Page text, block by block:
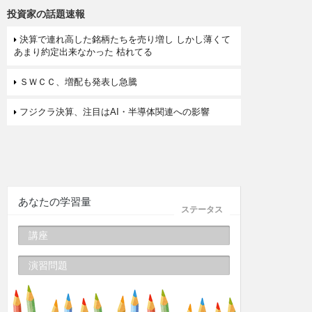
投資家の話題速報
決算で連れ高した銘柄たちを売り増し しかし薄くて
あまり約定出来なかった 枯れてる
ＳＷＣＣ、増配も発表し急騰
フジクラ決算、注目はAI・半導体関連への影響
ステータス
あなたの学習量
講座
演習問題